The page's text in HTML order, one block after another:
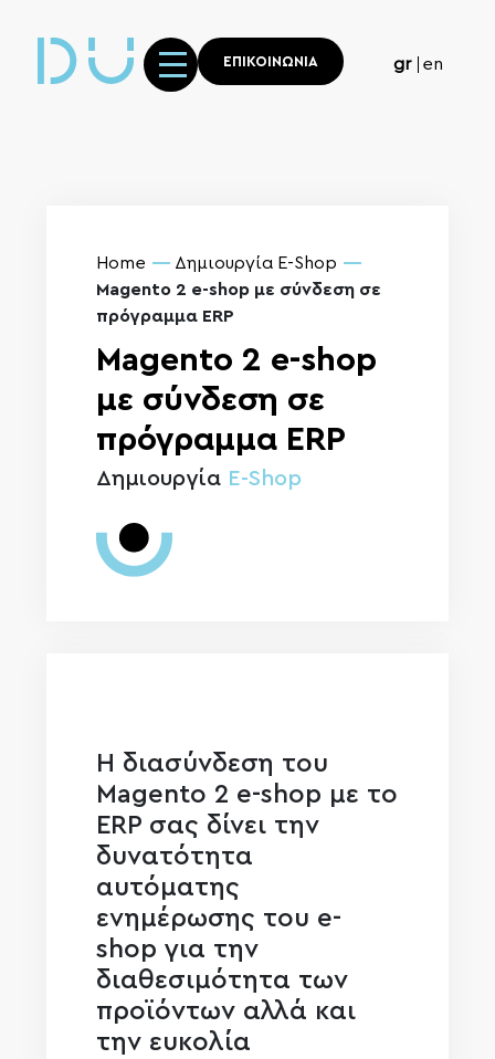
gr en
ΕΠΙΚΟΙΝΩΝΙΑ
Home
Δημιουργία E-Shop
Magento 2 e-shop με σύνδεση σε
πρόγραμμα ERP
Magento 2 e-shop
με σύνδεση σε
πρόγραμμα ERP
Δημιουργία E-Shop
Η διασύνδεση του
Magento 2 e-shop με το
ERP σας δίνει την
δυνατότητα
αυτόματης
ενημέρωσης του e-
shop για την
διαθεσιμότητα των
προϊόντων αλλά και
την ευκολία